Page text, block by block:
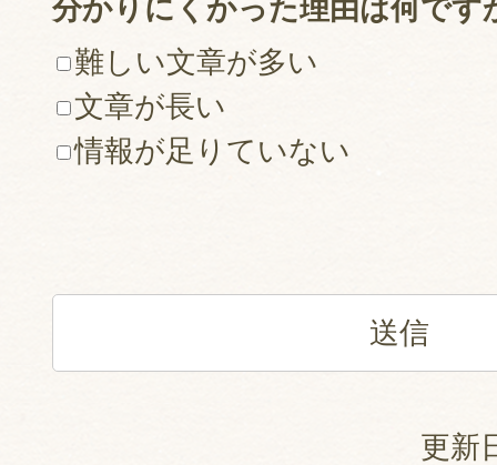
分かりにくかった理由は何です
難しい文章が多い
文章が長い
情報が足りていない
更新